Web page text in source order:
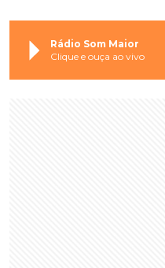
Rádio Som Maior
Clique e ouça ao vivo